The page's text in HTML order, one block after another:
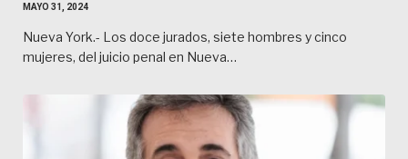
MAYO 31, 2024
Nueva York.- Los doce jurados, siete hombres y cinco
mujeres, del juicio penal en Nueva…